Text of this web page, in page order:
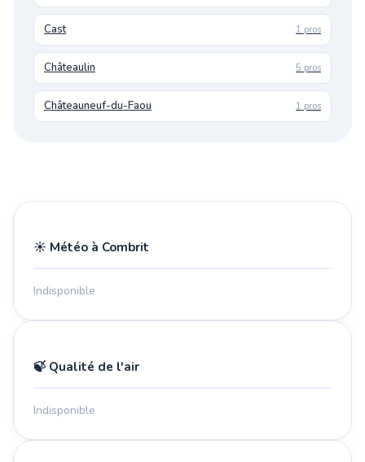
Cast 1 pros
Châteaulin 5 pros
Châteauneuf-du-Faou 1 pros
☀️ Météo à Combrit
Indisponible
🍃 Qualité de l'air
Indisponible